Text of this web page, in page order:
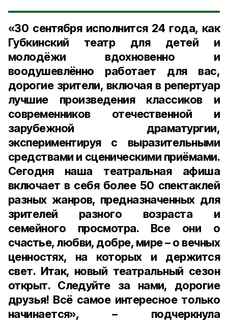
«30 сентября исполнится 24 года, как
Губкинский театр для детей и
молодёжи вдохновенно и
воодушевлённо работает для вас,
дорогие зрители, включая в репертуар
лучшие произведения классиков и
современников отечественной и
зарубежной драматургии,
экспериментируя с выразительными
средствами и сценическими приёмами.
Сегодня наша театральная афиша
включает в себя более 50 спектаклей
разных жанров, предназначенных для
зрителей разного возраста и
семейного просмотра. Все они о
счастье, любви, добре, мире – о вечных
ценностях, на которых и держится
свет. Итак, новый театральный сезон
открыт. Следуйте за нами, дорогие
друзья! Всё самое интересное только
начинается», – подчеркнула